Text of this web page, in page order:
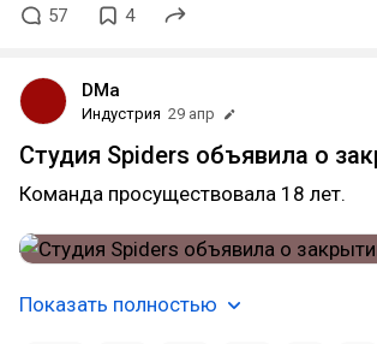
57 4
DMa
Индустрия 29 апр
Студия Spiders объявила о
Команда просуществовала 18 лет.
Показать полностью